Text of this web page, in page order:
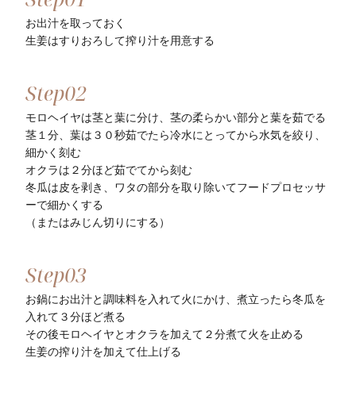
お出汁を取っておく
生姜はすりおろして搾り汁を用意する
モロヘイヤは茎と葉に分け、茎の柔らかい部分と葉を茹でる
茎１分、葉は３０秒茹でたら冷水にとってから水気を絞り、
細かく刻む
オクラは２分ほど茹でてから刻む
冬瓜は皮を剥き、ワタの部分を取り除いてフードプロセッサ
ーで細かくする
（またはみじん切りにする）
お鍋にお出汁と調味料を入れて火にかけ、煮立ったら冬瓜を
入れて３分ほど煮る
その後モロヘイヤとオクラを加えて２分煮て火を止める
生姜の搾り汁を加えて仕上げる